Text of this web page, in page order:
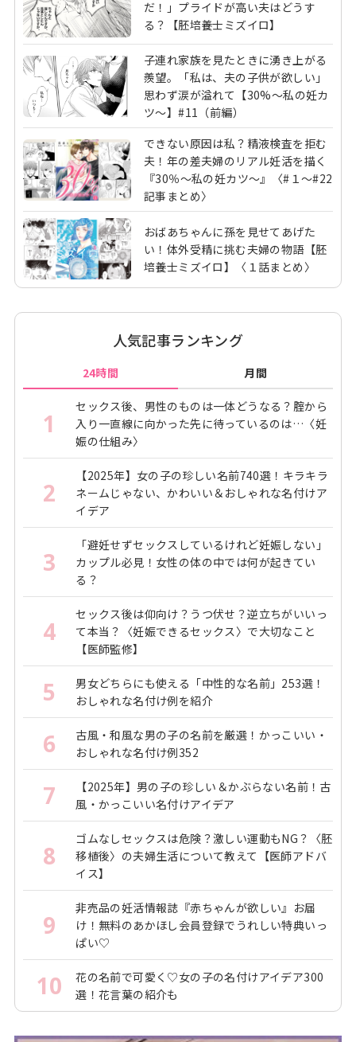
だ！」プライドが高い夫はどうす
る？【胚培養士ミズイロ】
子連れ家族を見たときに湧き上がる
羨望。「私は、夫の子供が欲しい」
思わず涙が溢れて【30%～私の妊カ
ツ～】#11（前編）
できない原因は私？精液検査を拒む
夫！年の差夫婦のリアル妊活を描く
『30％～私の妊カツ～』〈#１～#22
記事まとめ〉
おばあちゃんに孫を見せてあげた
い！体外受精に挑む夫婦の物語【胚
培養士ミズイロ】〈１話まとめ〉
人気記事ランキング
24時間 月間
1
セックス後、男性のものは一体どうなる？腟から
入り一直線に向かった先に待っているのは…〈妊
娠の仕組み〉
2
【2025年】女の子の珍しい名前740選！キラキラ
ネームじゃない、かわいい＆おしゃれな名付けア
イデア
3
「避妊せずセックスしているけれど妊娠しない」
カップル必見！女性の体の中では何が起きてい
る？
4
セックス後は仰向け？うつ伏せ？逆立ちがいいっ
て本当？〈妊娠できるセックス〉で大切なこと
【医師監修】
5
男女どちらにも使える「中性的な名前」253選！
おしゃれな名付け例を紹介
6
古風・和風な男の子の名前を厳選！かっこいい・
おしゃれな名付け例352
7
【2025年】男の子の珍しい＆かぶらない名前！古
風・かっこいい名付けアイデア
8
ゴムなしセックスは危険？激しい運動もNG？〈胚
移植後〉の夫婦生活について教えて【医師アドバ
イス】
9
非売品の妊活情報誌『赤ちゃんが欲しい』お届
け！無料のあかほし会員登録でうれしい特典いっ
ぱい♡
10
花の名前で可愛く♡女の子の名付けアイデア300
選！花言葉の紹介も